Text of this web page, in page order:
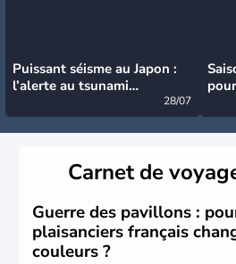
Puissant séisme au Japon :
l’alerte au tsunami
28/07
Carnet de
Guerre des pavillons :
plaisanciers français
couleurs ?